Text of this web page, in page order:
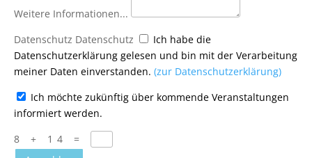
Weitere Informationen...
Datenschutz Datenschutz
Ich habe die
Datenschutzerklärung gelesen und bin mit der Verarbeitung
meiner Daten einverstanden. (zur Datenschutzerklärung)
Ich möchte zukünftig über kommende Veranstaltungen
informiert werden.
8 + 14
=